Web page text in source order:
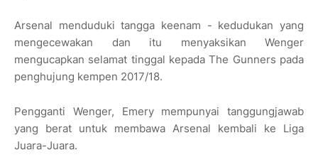
Arsenal menduduki tangga keenam - kedudukan yang
mengecewakan dan itu menyaksikan Wenger
mengucapkan selamat tinggal kepada The Gunners pada
penghujung kempen 2017/18.
Pengganti Wenger, Emery mempunyai tanggungjawab
yang berat untuk membawa Arsenal kembali ke Liga
Juara-Juara.